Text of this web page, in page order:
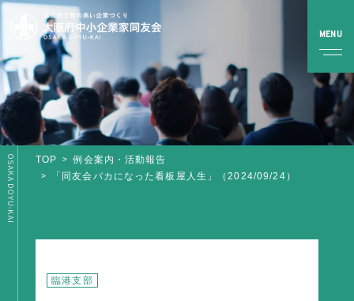
同友会について
TOP
例会案内・活動報告
「同友会バカになった看板屋人生」（2024/09/24）
OSAKA DOYU-KAI
臨港支部